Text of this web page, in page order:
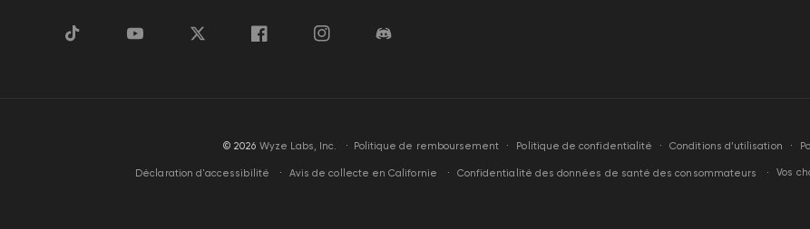
TikTok YouTube GazouillementFacebookInstagramDiscorde
© 2026 Wyze Labs, Inc. · Politique de remboursement Politique de confidentialité Conditions d’utilisation
Déclaration d'accessibilité Avis de collecte en Californie Confidentialité des données de santé des consommateurs Vos